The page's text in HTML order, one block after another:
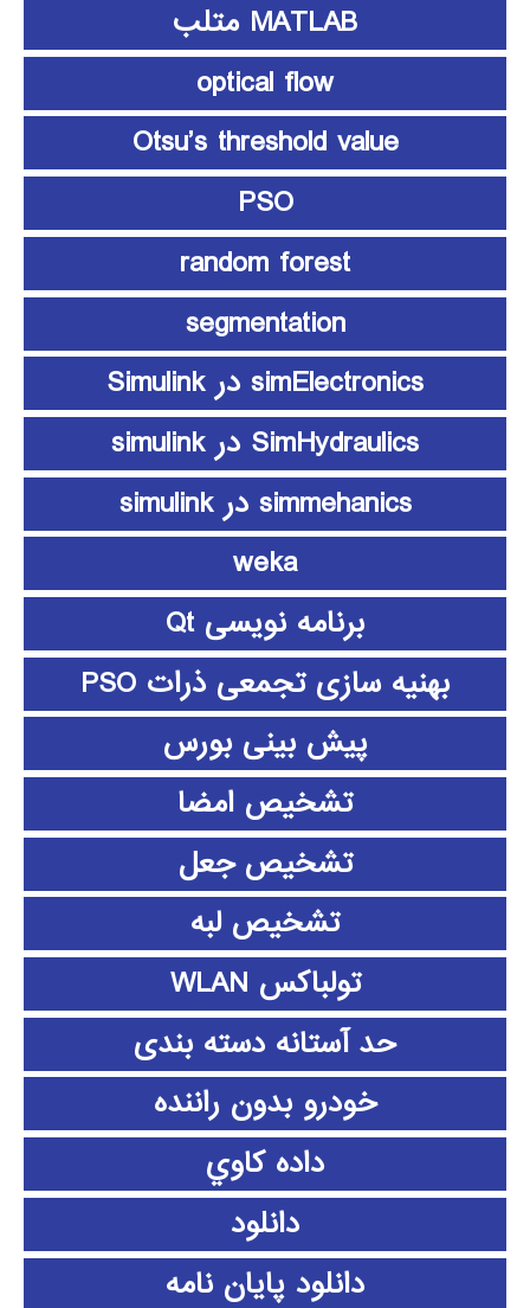
MATLAB متلب
optical flow
Otsu’s threshold value
PSO
random forest
segmentation
simElectronics در Simulink
SimHydraulics در simulink
simmehanics در simulink
weka
برنامه نویسی Qt
بهنیه سازی تجمعی ذرات PSO
پیش بینی بورس
تشخیص امضا
تشخیص جعل
تشخیص لبه
تولباکس WLAN
حد آستانه دسته بندی
خودرو بدون راننده
داده كاوي
دانلود
دانلود پايان نامه